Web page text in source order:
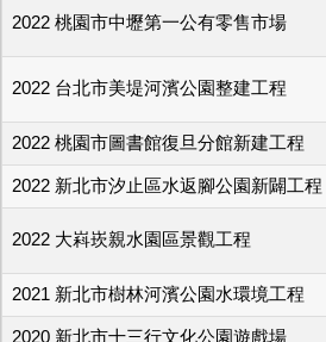
2022 桃園市中壢第一公有零售市場
2022 台北市美堤河濱公園整建工程
2022 桃園市圖書館復旦分館新建工程
2022 新北市汐止區水返腳公園新闢工程
2022 大嵙崁親水園區景觀工程
2021 新北市樹林河濱公園水環境工程
2020 新北市十三行文化公園遊戲場